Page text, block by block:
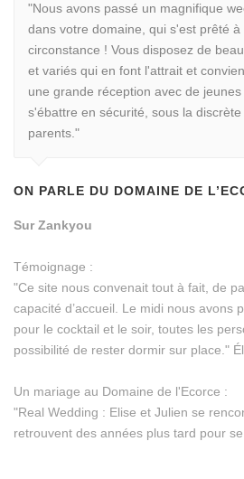
"Nous avons passé un magnifique
dans votre domaine, qui s'est prêté à
circonstance ! Vous disposez de
et variés qui en font l'attrait et
une grande réception avec de
s'ébattre en sécurité, sous la
parents."
ON PARLE DU DOMAINE DE
Sur Zankyou
Témoignage :
"Ce site nous convenait tout à fait, de
capacité d’accueil. Le midi nous avons
pour le cocktail et le soir, toutes les
possibilité de rester dormir sur place."
Un mariage au Domaine de l'Ecorce :
"Real Wedding : Elise et Julien se
retrouvent des années plus tard pour